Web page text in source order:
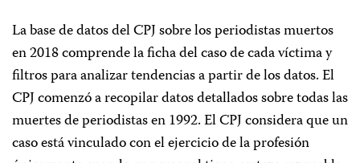
La base de datos del CPJ sobre los periodistas muertos
en 2018 comprende la ficha del caso de cada víctima y
filtros para analizar tendencias a partir de los datos. El
CPJ comenzó a recopilar datos detallados sobre todas las
muertes de periodistas en 1992. El CPJ considera que un
caso está vinculado con el ejercicio de la profesión